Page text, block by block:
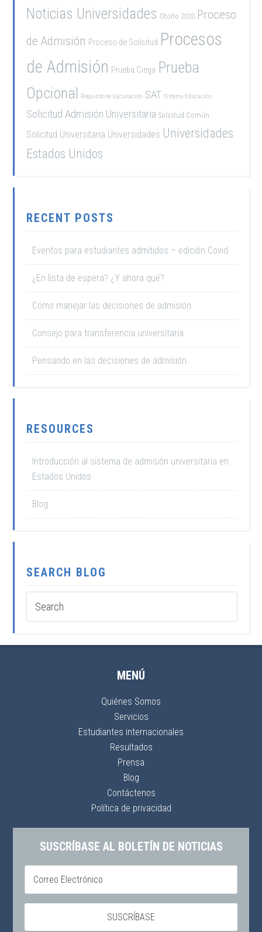
Noticias Universidades Otoño 2020 Proceso
de Admisión Proceso de Solicitud Procesos
de Admisión Prueba Ciega Prueba
Opcional Requisito de Vacunación SAT Sistema Educación
Solicitud Admisión Universitaria Solicitud Común
Solicitud Universitaria Universidades Universidades
Estados Unidos
RECENT POSTS
Eventos para estudiantes admitidos – edición Covid
¿En lista de espera? ¿Y ahora qué?
Cómo manejar las decisiones de admisión
Consejo para transferencia universitaria
Pensando en las decisiones de admisión.
RESOURCES
Introducción al sistema de admisión universitaria en
Estados Unidos
Blog
SEARCH BLOG
MENÚ
Quiénes Somos
Servicios
Estudiantes internacionales
Resultados
Prensa
Blog
Contáctenos
Política de privacidad
SUSCRÍBASE AL BOLETÍN DE NOTICIAS